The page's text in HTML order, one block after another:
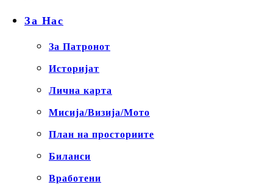
За Нас
За Патронот
Историјат
Лична карта
Мисија/Визија/Мото
План на просториите
Биланси
Вработени